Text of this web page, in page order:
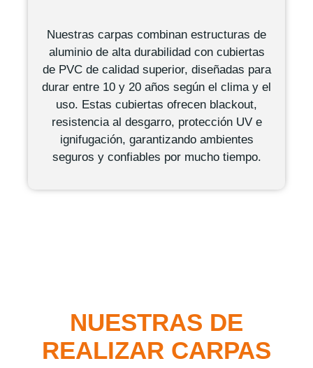
Nuestras carpas combinan estructuras de
aluminio de alta durabilidad con cubiertas
de PVC de calidad superior, diseñadas para
durar entre 10 y 20 años según el clima y el
uso. Estas cubiertas ofrecen blackout,
resistencia al desgarro, protección UV e
ignifugación, garantizando ambientes
seguros y confiables por mucho tiempo.
NUESTRAS DE
REALIZAR CARPAS